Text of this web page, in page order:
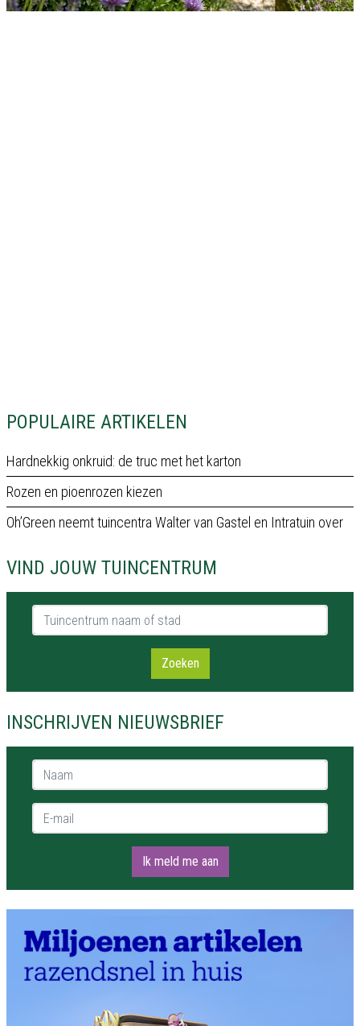
POPULAIRE ARTIKELEN
Hardnekkig onkruid: de truc met het karton
Rozen en pioenrozen kiezen
Oh’Green neemt tuincentra Walter van Gastel en Intratuin over
VIND JOUW TUINCENTRUM
Tuincentrum naam of stad
Zoeken
INSCHRIJVEN NIEUWSBRIEF
Naam *
E-mail *
Ik meld me aan